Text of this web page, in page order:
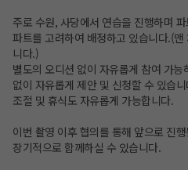
주로 수원, 사당에서 연습을 진행하며
파트를 고려하여 배정하고 있습니다.(
니다.)
별도의 오디션 없이 자유롭게 참여 가
없이 자유롭게 제안 및 신청할 수 있습
조절 및 휴식도 자유롭게 가능합니다.
이번 촬영 이후 협의를 통해 앞으로 진
장기적으로 함께하실 수 있습니다.